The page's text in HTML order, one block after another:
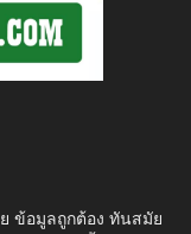
ข้อมูลถูกต้อง ทันสมัย